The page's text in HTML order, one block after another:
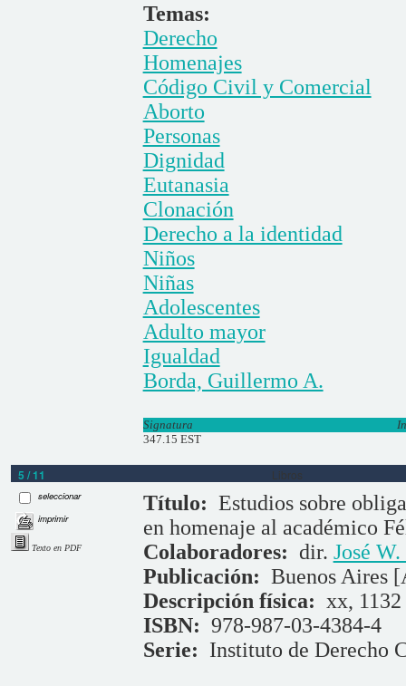
Temas:
Derecho
Homenajes
Código Civil y Comercial
Aborto
Personas
Dignidad
Eutanasia
Clonación
Derecho a la identidad
Niños
Niñas
Adolescentes
Adulto mayor
Igualdad
Borda, Guillermo A.
Signatura
347.15 EST
5 / 11 Libros
seleccionar
imprimir
Texto en PDF
Título: Estudios sobre
en homenaje al académico
Colaboradores: dir. José
Publicación: Buenos Aires
Descripción física: xx, 1132
ISBN: 978-987-03-4384-4
Serie: Instituto de Derecho